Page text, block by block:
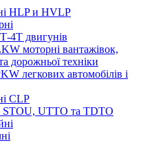
HLP и HVLP
4Т двигунів
моторні вантажівок,
дорожньої техніки
легкових автомобілів і
CLP
STOU, UTTO та TDTO